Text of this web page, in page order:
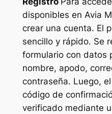
disponibles en Avia
crear una cuenta. El
sencillo y rápido. Se
formulario con datos
nombre, apodo,
contraseña. Luego,
código de
verificado mediante